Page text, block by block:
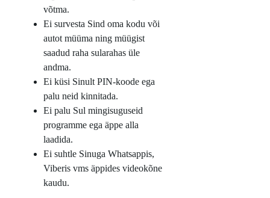
võtma.
Ei survesta Sind oma kodu või
autot müüma ning müügist
saadud raha sularahas üle
andma.
Ei küsi Sinult PIN-koode ega
palu neid kinnitada.
Ei palu Sul mingisuguseid
programme ega äppe alla
laadida.
Ei suhtle Sinuga Whatsappis,
Viberis vms äppides videokõne
kaudu.